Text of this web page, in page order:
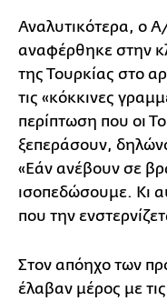
Αναλυτικότερα, ο
αναφέρθηκε στην
της Τουρκίας στο
τις «κόκκινες
περίπτωση που οι
ξεπεράσουν,
«Εάν ανέβουν σε
ισοπεδώσουμε. Κι
που την
Στον απόηχο των
έλαβαν μέρος με